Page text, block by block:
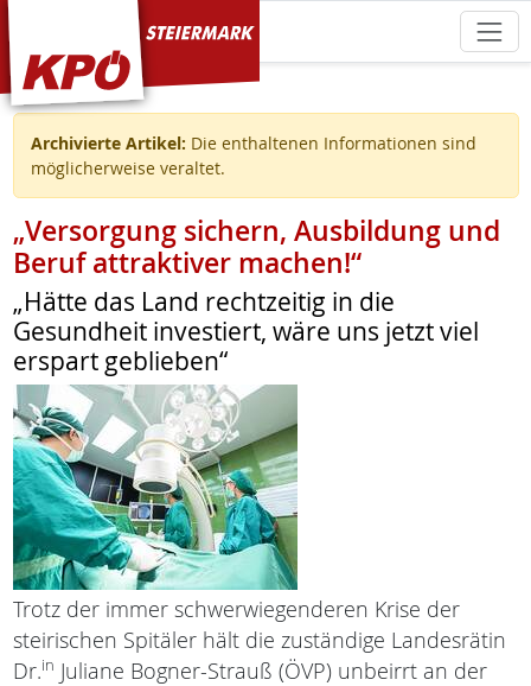
KPÖ Steiermark
Archivierte Artikel: Die enthaltenen Informationen sind
möglicherweise veraltet.
„Versorgung sichern, Ausbildung und
Beruf attraktiver machen!“
„Hätte das Land rechtzeitig in die
Gesundheit investiert, wäre uns jetzt viel
erspart geblieben“
Trotz der immer schwerwiegenderen Krise der
steirischen Spitäler hält die zuständige Landesrätin
Dr.in Juliane Bogner-Strauß (ÖVP) unbeirrt an der